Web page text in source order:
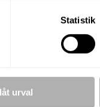
Statistik
urval